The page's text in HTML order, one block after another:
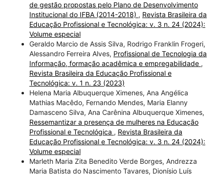
de gestão propostas pelo Plano de Desenvolvimento
Institucional do IFBA (2014-2018) , Revista Brasileira da
Educação Profissional e Tecnológica: v. 3 n. 24 (2024):
Volume especial
Geraldo Marcio de Assis Silva, Rodrigo Franklin Frogeri,
Alessandro Ferreira Alves, Profissional de Tecnologia da
Informação, formação acadêmica e empregabilidade ,
Revista Brasileira da Educação Profissional e
Tecnológica: v. 1 n. 23 (2023)
Helena Maria Albuquerque Ximenes, Ana Angélica
Mathias Macêdo, Fernando Mendes, Maria Elanny
Damasceno Silva, Ana Carênina Albuquerque Ximenes,
Ressemantizar a presença de mulheres na Educação
Profissional e Tecnológica , Revista Brasileira da
Educação Profissional e Tecnológica: v. 3 n. 24 (2024):
Volume especial
Marleth Maria Zita Benedito Verde Borges, Andrezza
Maria Batista do Nascimento Tavares, Dionísio Luís